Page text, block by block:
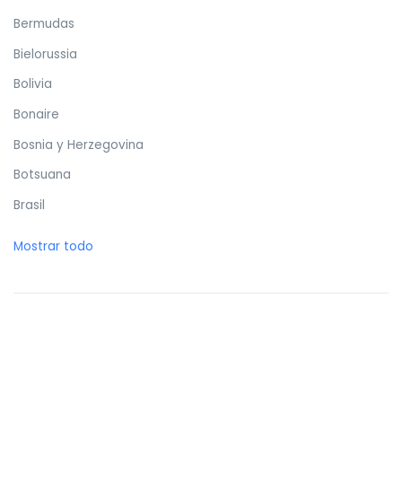
Bermudas
Bielorussia
Bolivia
Bonaire
Bosnia y Herzegovina
Botsuana
Brasil
Burkina Faso
Mostrar todo